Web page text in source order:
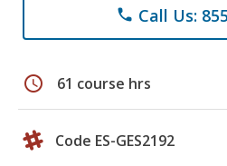
phone Call Us:
schedule 61 course hrs
Code ES-GES2192